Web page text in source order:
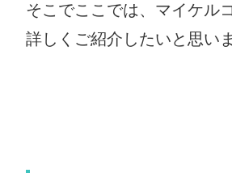
そこでここでは、マイケル
詳しくご紹介したいと思いま